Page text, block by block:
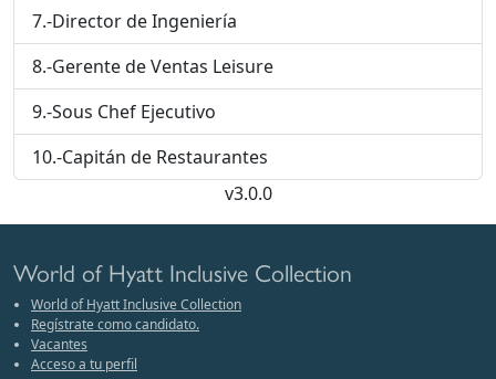
7.-Director de Ingeniería
8.-Gerente de Ventas Leisure
9.-Sous Chef Ejecutivo
10.-Capitán de Restaurantes
v3.0.0
World of Hyatt Inclusive Collection
World of Hyatt Inclusive Collection
Regístrate como candidato.
Vacantes
Acceso a tu perfil